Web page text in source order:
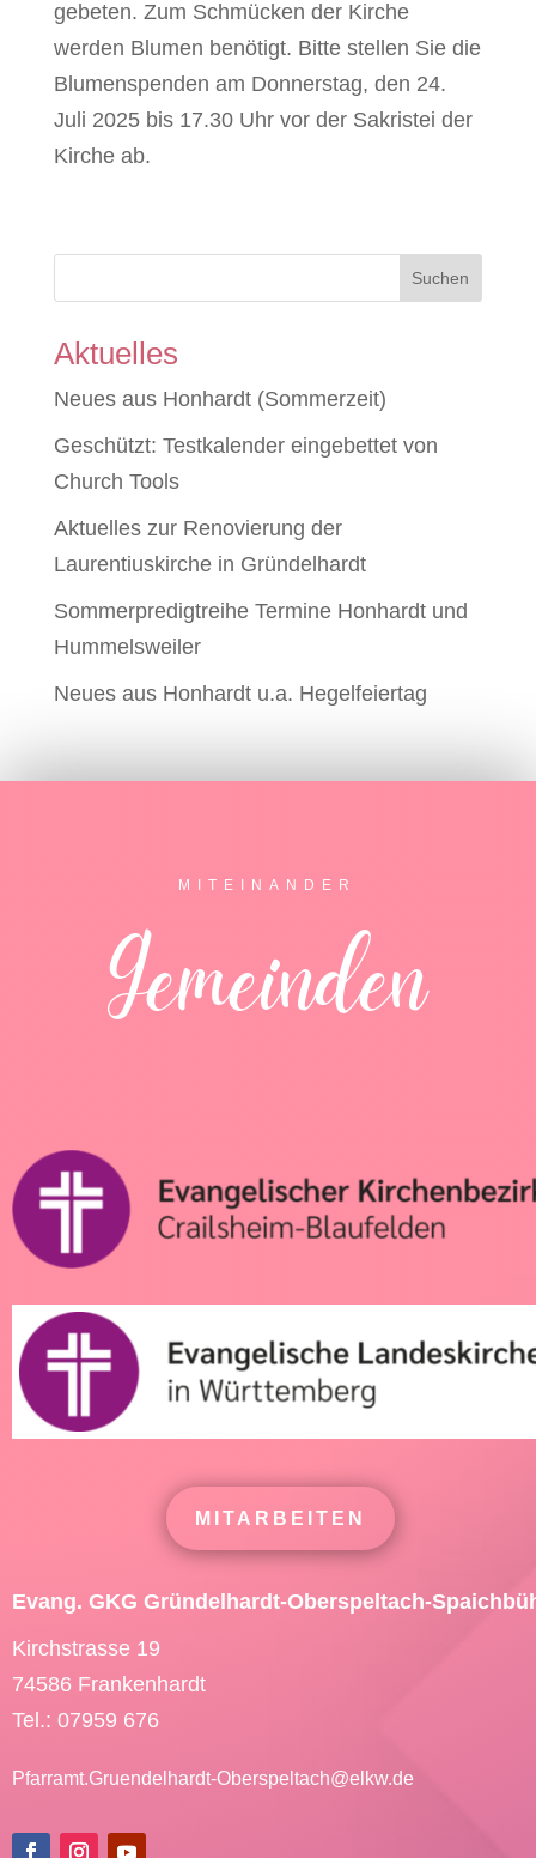
gebeten. Zum Schmücken der Kirche
werden Blumen benötigt. Bitte stellen Sie die
Blumenspenden am Donnerstag, den 24.
Juli 2025 bis 17.30 Uhr vor der Sakristei der
Kirche ab.
Suchen
Aktuelles
Neues aus Honhardt (Sommerzeit)
Geschützt: Testkalender eingebettet von
Church Tools
Aktuelles zur Renovierung der
Laurentiuskirche in Gründelhardt
Sommerpredigtreihe Termine Honhardt und
Hummelsweiler
Neues aus Honhardt u.a. Hegelfeiertag
MITEINANDER
Gemeinden
MITARBEITEN
Evang. GKG Gründelhardt-Oberspeltach-
Kirchstrasse 19
74586 Frankenhardt
Tel.: 07959 676
Pfarramt.Gruendelhardt-Oberspeltach@elkw.de